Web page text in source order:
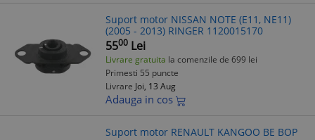
Suport motor NISSAN NOTE (E11, NE11)
(2005 - 2013) RINGER 1120015170
5500 Lei
Livrare gratuita la comenzile de 699 lei
Primesti 55 puncte
Livrare Joi, 13 Aug
Adauga in cos
Suport motor RENAULT KANGOO BE BOP